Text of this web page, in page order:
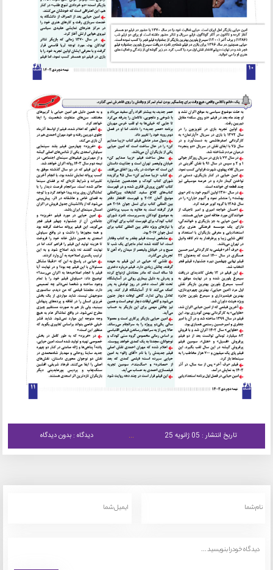
تاریخ انتشار : 05 ژانویه 25 دیدگاه : بدون دیدگاه